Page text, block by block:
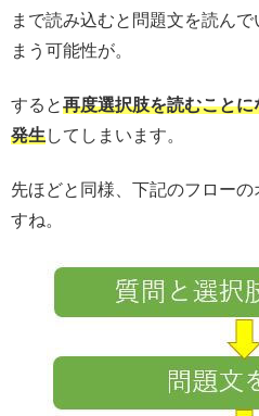
まで読み込むと問題文を読ん
まう可能性が。
すると再度選択肢を読むこと
発生してしまいます。
先ほどと同様、下記のフロー
すね。